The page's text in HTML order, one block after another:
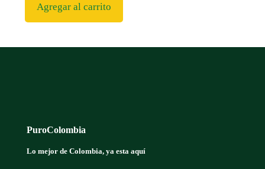
Agregar al carrito
PuroColombia
Lo mejor de Colombia, ya esta aquí